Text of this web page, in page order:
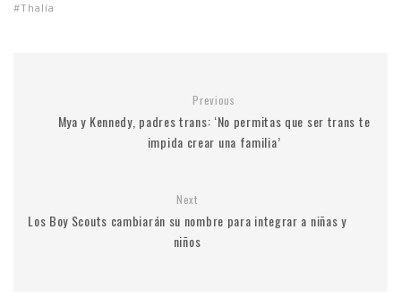
Thalía
Previous
Mya y Kennedy, padres trans: ‘No permitas que ser trans te
impida crear una familia’
Next
Los Boy Scouts cambiarán su nombre para integrar a niñas y
niños